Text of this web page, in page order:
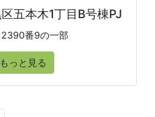
五本木1丁目B号棟PJ
2390番9の一部
もっと見る